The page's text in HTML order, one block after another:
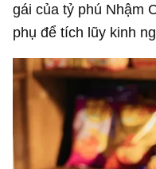
gái của tỷ phú Nhậm
phụ để tích lũy kinh